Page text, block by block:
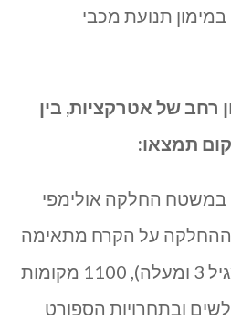
לקראת המכביה ה-19 במימון תנועת מכבי
רחב של אטרקציות, בין
תמצאו:
החלקה אולימפי
ההחלקה על הקרח מתאימה
לכל המשפחה (מגיל 3 ומעלה), 1100 מקומות
ובתחרויות הספורט